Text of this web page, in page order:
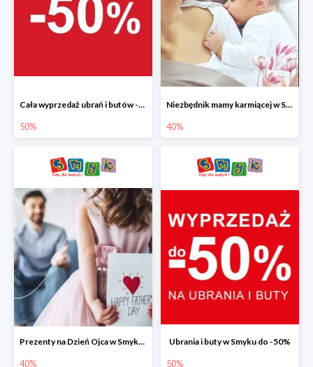
Cała wyprzedaż ubrań i butów -50%
50%
Niezbędnik mamy karmiącej w Smyku do -40%
40%
Prezenty na Dzień Ojca w Smyku do -40%
40%
Ubrania i buty w Smyku do -50%
50%